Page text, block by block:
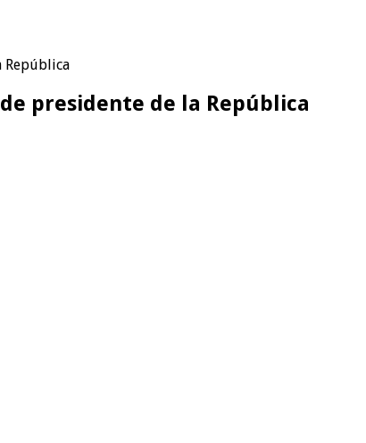
República
presidente de la República